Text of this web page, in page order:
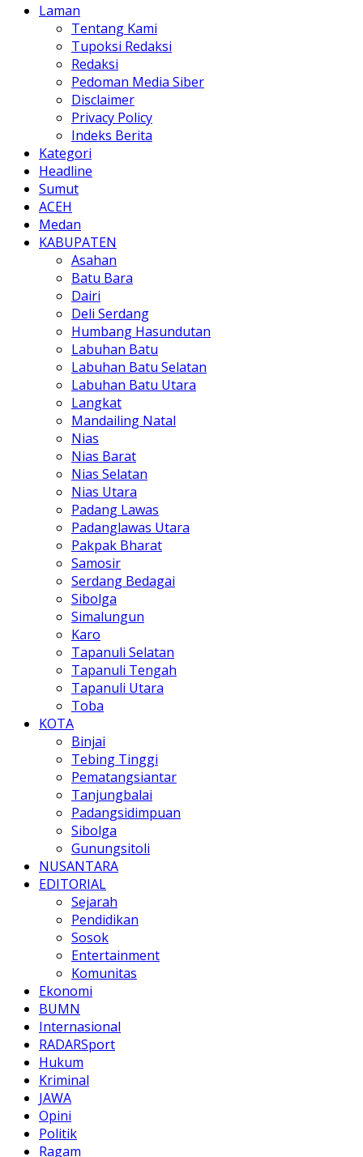
Laman
Tentang Kami
Tupoksi Redaksi
Redaksi
Pedoman Media Siber
Disclaimer
Privacy Policy
Indeks Berita
Kategori
Headline
Sumut
ACEH
Medan
KABUPATEN
Asahan
Batu Bara
Dairi
Deli Serdang
Humbang Hasundutan
Labuhan Batu
Labuhan Batu Selatan
Labuhan Batu Utara
Langkat
Mandailing Natal
Nias
Nias Barat
Nias Selatan
Nias Utara
Padang Lawas
Padanglawas Utara
Pakpak Bharat
Samosir
Serdang Bedagai
Sibolga
Simalungun
Karo
Tapanuli Selatan
Tapanuli Tengah
Tapanuli Utara
Toba
KOTA
Binjai
Tebing Tinggi
Pematangsiantar
Tanjungbalai
Padangsidimpuan
Sibolga
Gunungsitoli
NUSANTARA
EDITORIAL
Sejarah
Pendidikan
Sosok
Entertainment
Komunitas
Ekonomi
BUMN
Internasional
RADARSport
Hukum
Kriminal
JAWA
Opini
Politik
Ragam